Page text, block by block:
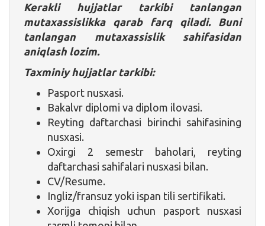
Kerakli hujjatlar tarkibi tanlangan
mutaxassislikka qarab farq qiladi. Buni
tanlangan mutaxassislik sahifasidan
aniqlash lozim.
Taxminiy hujjatlar tarkibi:
Pasport nusxasi.
Bakalvr diplomi va diplom ilovasi.
Reyting daftarchasi birinchi sahifasining
nusxasi.
Oxirgi 2 semestr baholari, reyting
daftarchasi sahifalari nusxasi bilan.
CV/Resume.
Ingliz/fransuz yoki ispan tili sertifikati.
Xorijga chiqish uchun pasport nusxasi